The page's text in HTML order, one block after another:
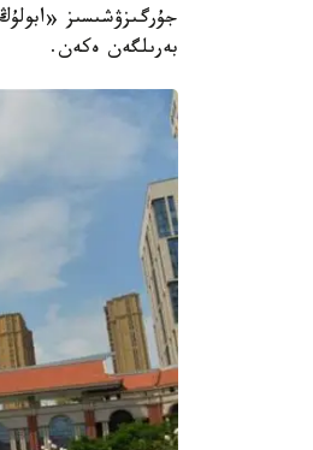
جۇرگىزۋشىسىز
بەرىلگەن ەكەن.